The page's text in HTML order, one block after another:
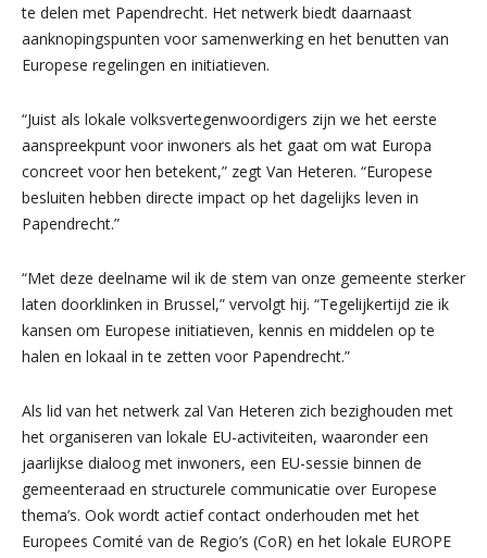
te delen met Papendrecht. Het netwerk biedt daarnaast
aanknopingspunten voor samenwerking en het benutten van
Europese regelingen en initiatieven.
“Juist als lokale volksvertegenwoordigers zijn we het eerste
aanspreekpunt voor inwoners als het gaat om wat Europa
concreet voor hen betekent,” zegt Van Heteren. “Europese
besluiten hebben directe impact op het dagelijks leven in
Papendrecht.”
“Met deze deelname wil ik de stem van onze gemeente sterker
laten doorklinken in Brussel,” vervolgt hij. “Tegelijkertijd zie ik
kansen om Europese initiatieven, kennis en middelen op te
halen en lokaal in te zetten voor Papendrecht.”
Als lid van het netwerk zal Van Heteren zich bezighouden met
het organiseren van lokale EU-activiteiten, waaronder een
jaarlijkse dialoog met inwoners, een EU-sessie binnen de
gemeenteraad en structurele communicatie over Europese
thema’s. Ook wordt actief contact onderhouden met het
Europees Comité van de Regio’s (CoR) en het lokale EUROPE